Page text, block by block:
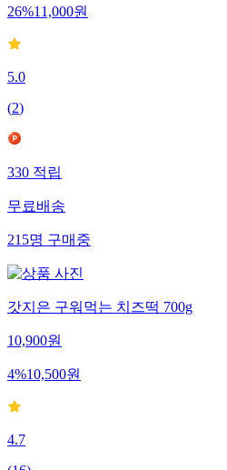
26%11,000원
5.0
(2)
330적립
무료배송
215명구매중
갓지은 구워먹는 치즈떡 700g
10,900원
4%10,500원
4.7